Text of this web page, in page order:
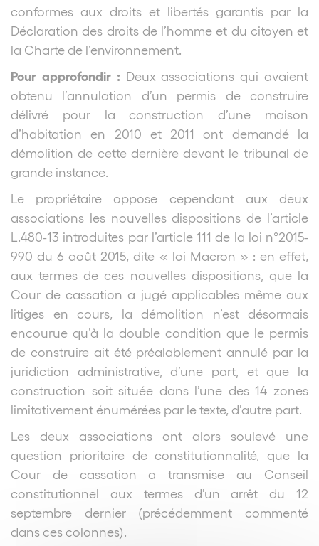
conformes aux droits et libertés garantis par la
Déclaration des droits de l’homme et du citoyen et
la Charte de l’environnement.
Pour approfondir : Deux associations qui avaient
obtenu l’annulation d’un permis de construire
délivré pour la construction d’une maison
d’habitation en 2010 et 2011 ont demandé la
démolition de cette dernière devant le tribunal de
grande instance.
Le propriétaire oppose cependant aux deux
associations les nouvelles dispositions de l’article
L.480-13 introduites par l’article 111 de la loi n°2015-
990 du 6 août 2015, dite « loi Macron » : en effet,
aux termes de ces nouvelles dispositions, que la
Cour de cassation a jugé applicables même aux
litiges en cours, la démolition n’est désormais
encourue qu’à la double condition que le permis
de construire ait été préalablement annulé par la
juridiction administrative, d’une part, et que la
construction soit située dans l’une des 14 zones
limitativement énumérées par le texte, d’autre part.
Les deux associations ont alors soulevé une
question prioritaire de constitutionnalité, que la
Cour de cassation a transmise au Conseil
constitutionnel aux termes d’un arrêt du 12
septembre dernier (précédemment commenté
dans ces colonnes).